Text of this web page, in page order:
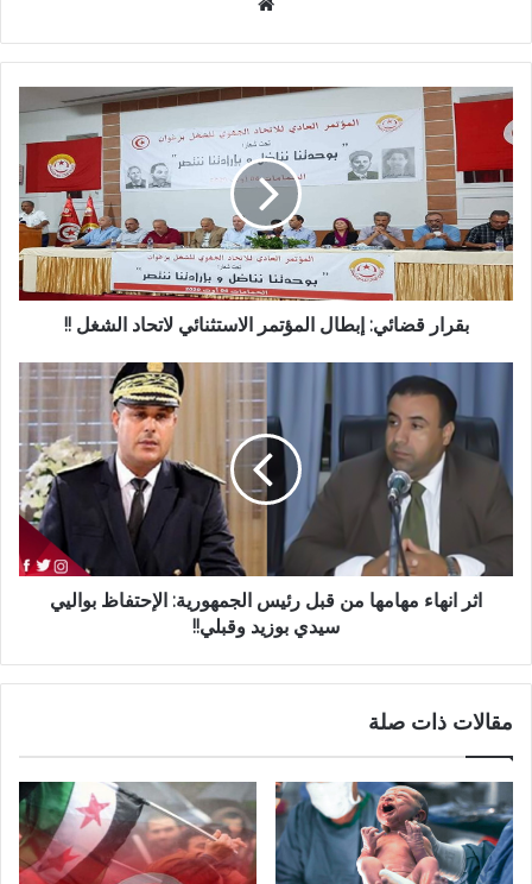
بقرار قضائي: إبطال المؤتمر الاستثنائي لاتحاد الشغل !!
اثر انهاء مهامها من قبل رئيس الجمهورية: الإحتفاظ بواليي
سيدي بوزيد وقبلي!!
مقالات ذات صلة